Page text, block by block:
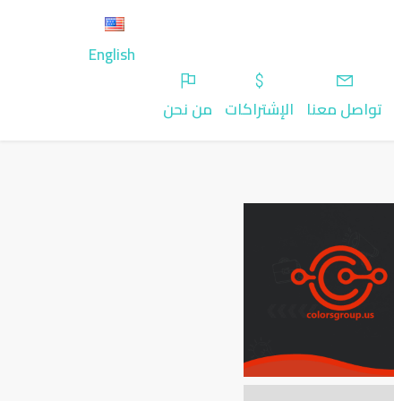
English
تواصل معنا الإشتراكات من نحن